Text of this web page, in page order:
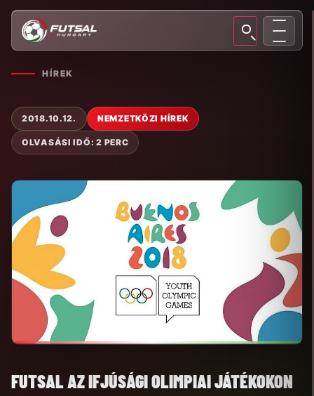
HÍREK
2018.10.12. NEMZETKÖZI HÍREK
OLVASÁSI IDŐ: 2 PERC
FUTSAL AZ IFJÚSÁGI OLIMPIAI JÁTÉKOKON